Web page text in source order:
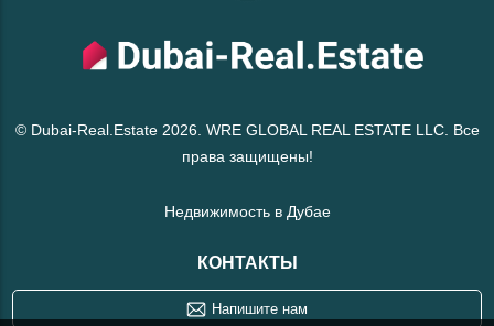
© Dubai-Real.Estate 2026. WRE GLOBAL REAL ESTATE LLC. Все
права защищены!
Недвижимость в Дубае
КОНТАКТЫ
Напишите нам